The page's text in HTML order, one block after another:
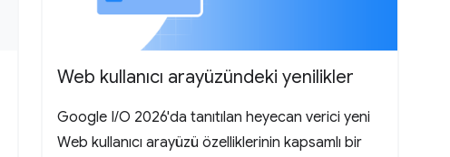
Web kullanıcı arayüzündeki yenilikler
Google I/O 2026'da tanıtılan heyecan verici yeni
Web kullanıcı arayüzü özelliklerinin kapsamlı bir